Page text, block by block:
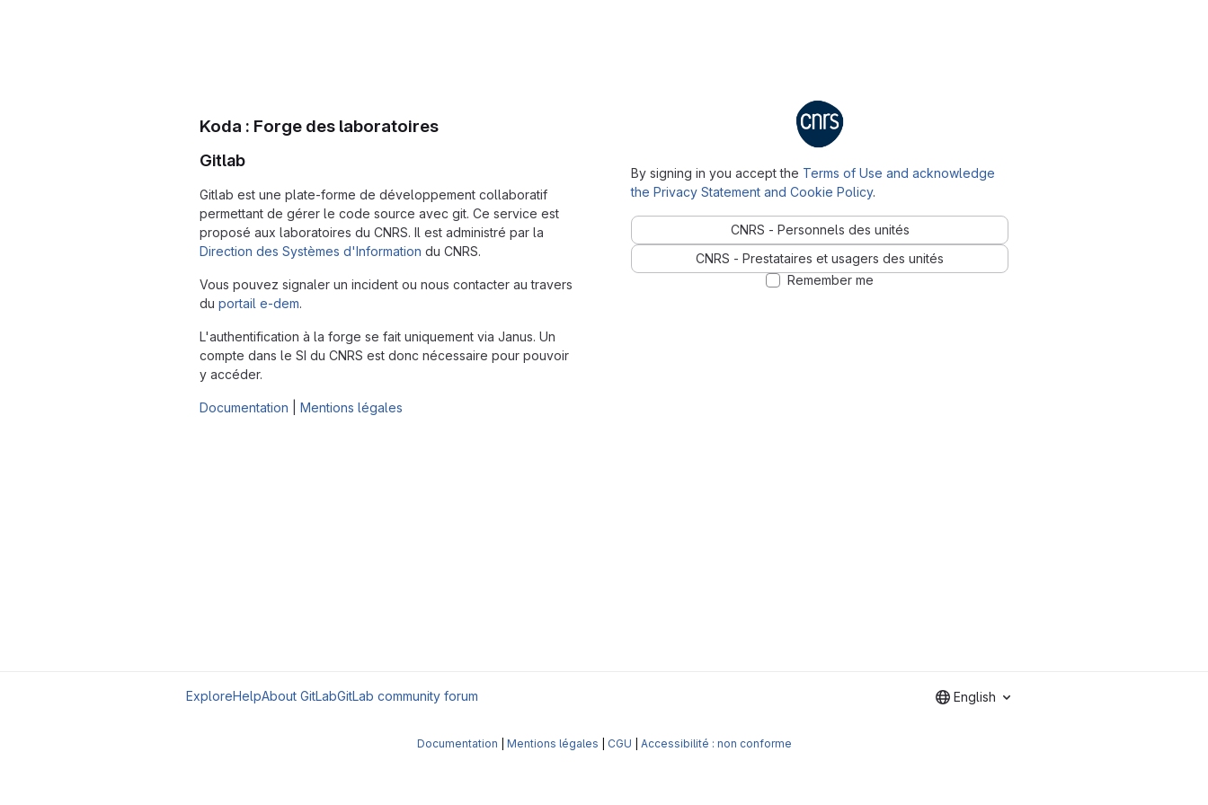
Koda : Forge des laboratoires
Gitlab
Gitlab est une plate-forme de développement collaboratif
permettant de gérer le code source avec git. Ce service est
proposé aux laboratoires du CNRS. Il est administré par la
Direction des Systèmes d'Information du CNRS.
Vous pouvez signaler un incident ou nous contacter au travers
du portail e-dem.
L'authentification à la forge se fait uniquement via Janus. Un
compte dans le SI du CNRS est donc nécessaire pour pouvoir
y accéder.
Documentation Mentions légales
By signing in you accept the Terms of Use and acknowledge
the Privacy Statement and Cookie Policy.
CNRS - Personnels des unités
CNRS - Prestataires et usagers des unités
Remember me
ExploreHelpAbout GitLabGitLab community forum English
Documentation Mentions légales CGU Accessibilité : non conforme